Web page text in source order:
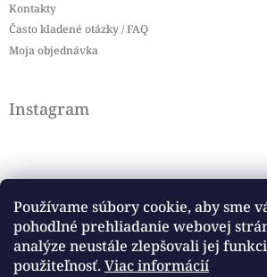
Používame súbory cookie, aby sme
pohodlné prehliadanie webovej
analýze neustále zlepšovali jej
použiteľnosť. Viac informácií
Kontakty
Často kladené otázky / FAQ
Moja objednávka
Instagram
Sledovať na Instagrame